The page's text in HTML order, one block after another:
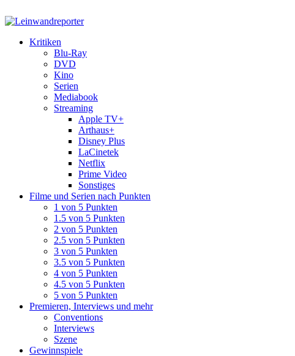
Kritiken
Blu-Ray
DVD
Kino
Serien
Mediabook
Streaming
Apple TV+
Arthaus+
Disney Plus
LaCinetek
Netflix
Prime Video
Sonstiges
Filme und Serien nach Punkten
1 von 5 Punkten
1.5 von 5 Punkten
2 von 5 Punkten
2.5 von 5 Punkten
3 von 5 Punkten
3.5 von 5 Punkten
4 von 5 Punkten
4.5 von 5 Punkten
5 von 5 Punkten
Premieren, Interviews und mehr
Conventions
Interviews
Szene
Gewinnspiele